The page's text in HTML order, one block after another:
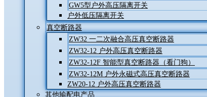
GW5型户外高压隔离开关
户外低压隔离开关
真空断路器
ZW32 一二次融合高压真空断路器
ZW32-12 户外高压真空断路器
ZW32-12F 智能型真空断路器（看门狗）
ZW32-12M 户外永磁式高压真空断路器
ZW20-12 户外高压真空断路器
其他输配电产品